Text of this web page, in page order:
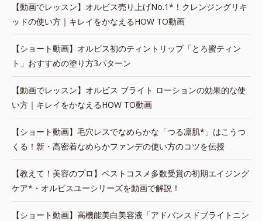
【動画でレッスン】オルビス売り上げNo.1*！クレンジングリキ
ッドの使い方｜キレイをかなえるHOW TO動画
【ショート動画】オルビス初のティントリップ「とろ蜜ティン
ト」おすすめの塗り方3パターン
【動画でレッスン】オルビス ブライト ローションの効果的な使
い方｜キレイをかなえるHOW TO動画
【ショート動画】毛穴レスでなめらかな「つる凛肌*」はこうつ
くる！新・高密着なめらかファンデの使い方のコツを伝授
【教えて！美容のプロ】ベストコスメ多数受賞の初期エイジング
ケア*・オルビスユーシリーズを動画で解説！
【ショート動画】高機能美白美容液「アドバンスドブライトニン